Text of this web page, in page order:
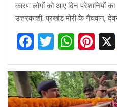
कारण लोगों को आए दिन परेशानियों
उत्तरकाशी: प्रखंड मोरी के गैंचवान,
F
ce
b
T
tt
er
W
at
s
Pi
er
es